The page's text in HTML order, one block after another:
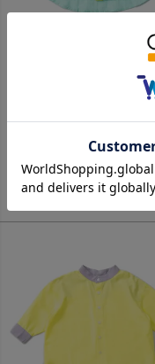
定価 ¥ 4,950のところ
当店特別価格 ¥ 3,465税込